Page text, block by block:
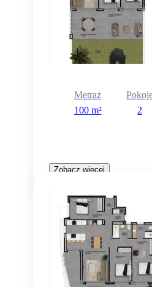
Metraż
100 m²
2
Zobacz więcej